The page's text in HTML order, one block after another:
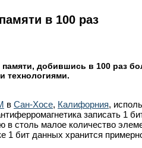
в 100 раз
добившись в 100 раз
технологиями.
в Сан-Хосе, Калифорния,
записать 1
в столь малое количество
1 бит данных хранится